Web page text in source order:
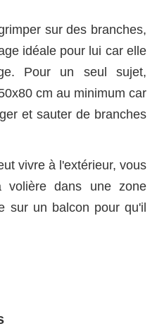
sur des branches,
idéale pour lui car elle
Pour un seul sujet,
cm au minimum car
et sauter de branches
vivre à l'extérieur, vous
volière dans une zone
sur un balcon pour qu'il